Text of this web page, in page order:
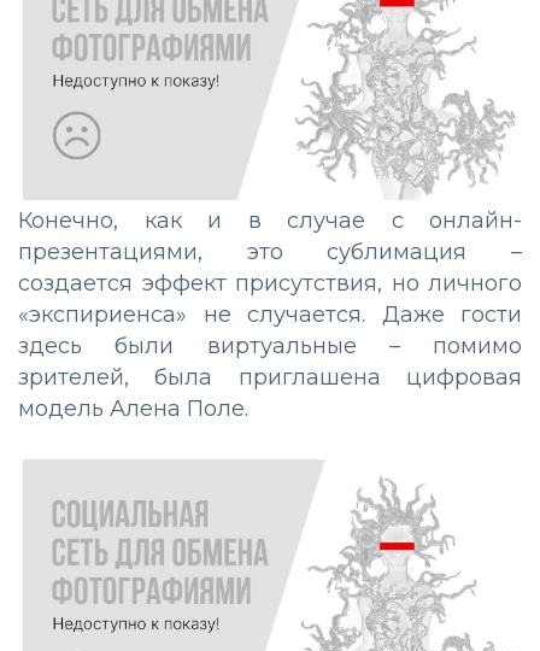
Конечно, как и в случае с онлайн-
презентациями, это сублимация –
создается эффект присутствия, но личного
«экспириенса» не случается. Даже гости
здесь были виртуальные – помимо
зрителей, была приглашена цифровая
модель Алена Поле.